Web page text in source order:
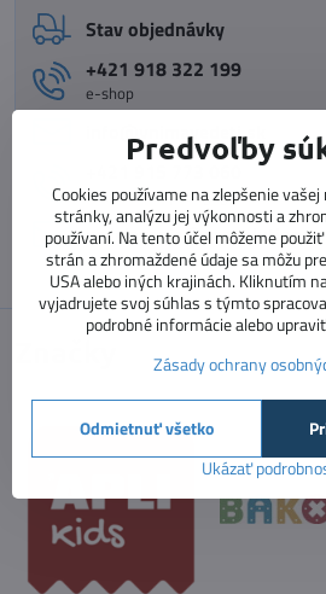
Stav objednávky
+421 918 322 199
e-shop
info​@vnimavedeti​.sk
vzdelávanie pedagógov
Predvoľby
Cookies používame na zlepšenie
stránky, analýzu jej výkonnosti a
používaní. Na tento účel môžeme
strán a zhromaždené údaje sa môžu
USA alebo iných krajinách. Kliknutím
vyjadrujete svoj súhlas s týmto
podrobné informácie alebo
Zásady ochrany
Ukázať
Odmietnuť všetko